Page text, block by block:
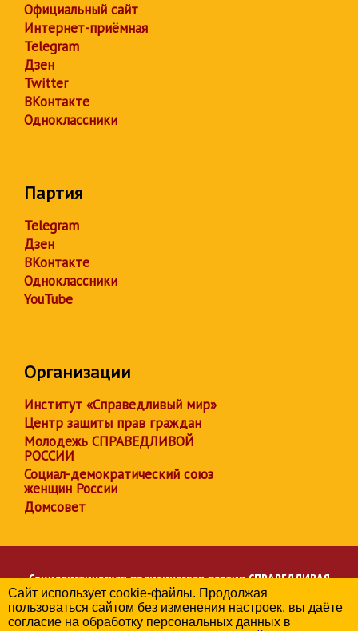
Официальный сайт
Интернет-приёмная
Telegram
Дзен
Twitter
ВКонтакте
Одноклассники
Партия
Telegram
Дзен
ВКонтакте
Одноклассники
YouTube
Организации
Институт «Справедливый мир»
Центр защиты прав граждан
Молодежь СПРАВЕДЛИВОЙ
РОССИИ
Социал-демократический союз
женщин России
Домсовет
Социалистическая политическая партияСПРАВЕДЛИВАЯ
РОССИЯ
Региональное отделение партии в Чувашской Республике
Сайт использует cookie-файлы. Продолжая
пользоваться сайтом без изменения настроек, вы даёте
согласие на обработку персональных данных в